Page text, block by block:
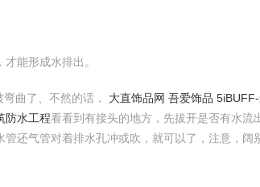
能形成水排出。
曲了、不然的话， 大直饰品网 吾爱饰品
防水工程看看到有接头的地方，先拔开是否有水流
还气管对着排水孔冲或吹，就可以了，注意，